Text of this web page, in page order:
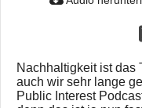
Nachhaltigkeit ist das
auch wir sehr lange
Public Interest